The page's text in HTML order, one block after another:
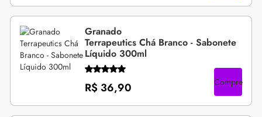
Granado
Terrapeutics Chá Branco - Sabonete
Líquido 300ml
R$ 36,90 Compre